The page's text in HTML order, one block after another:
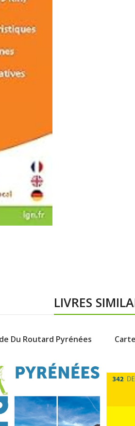
LIVRES
Du Routard Pyrénées